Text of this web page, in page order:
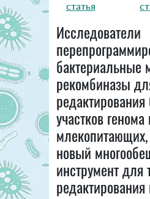
статья
Исследователи
бактериальные
рекомбиназы
участков
новый
инструмент для
редактирования